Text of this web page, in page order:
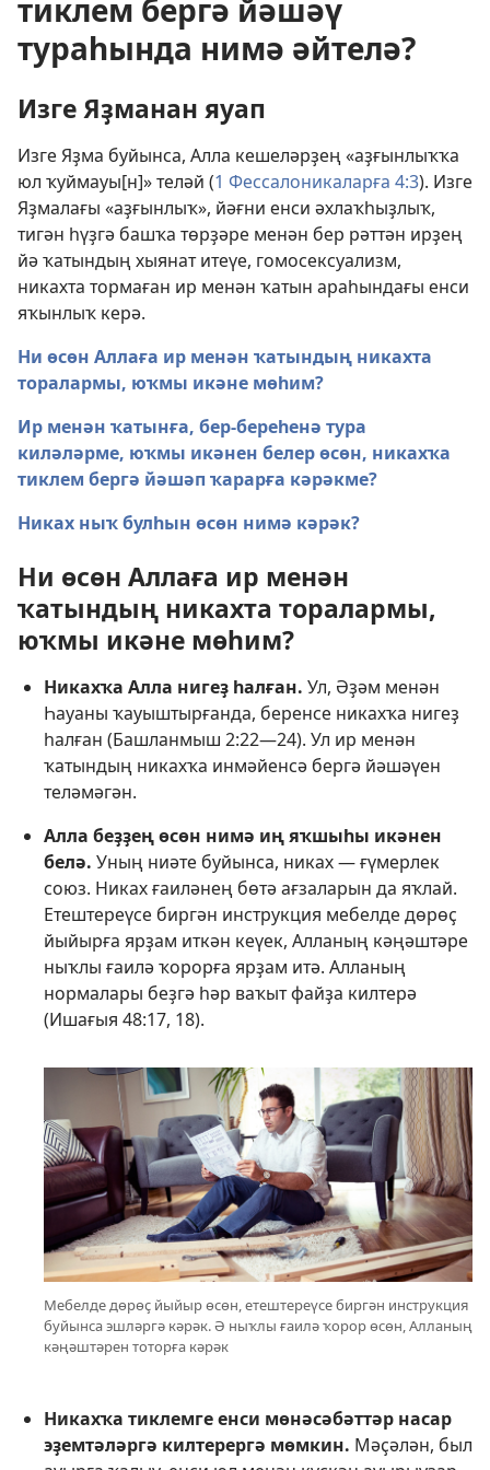
тиклем бергә йәшәү
тураһында нимә әйтелә?
Изге Яҙманан яуап
Изге Яҙма буйынса, Алла кешеләрҙең «аҙғынлыҡҡа
юл ҡуймауы[н]» теләй (1 Фессалоникаларға 4:3). Изге
Яҙмалағы «аҙғынлыҡ», йәғни енси әхлаҡһыҙлыҡ,
тигән һүҙгә башҡа төрҙәре менән бер рәттән ирҙең
йә ҡатындың хыянат итеүе, гомосексуализм,
никахта тормаған ир менән ҡатын араһындағы енси
яҡынлыҡ керә.
Ни өсөн Аллаға ир менән ҡатындың никахта
торалармы, юҡмы икәне мөһим?
Ир менән ҡатынға, бер-береһенә тура
киләләрме, юҡмы икәнен белер өсөн, никахҡа
тиклем бергә йәшәп ҡарарға кәрәкме?
Никах ныҡ булһын өсөн нимә кәрәк?
Ни өсөн Аллаға ир менән
ҡатындың никахта торалармы,
юҡмы икәне мөһим?
Никахҡа Алла нигеҙ һалған. Ул, Әҙәм менән
Һауаны ҡауыштырғанда, беренсе никахҡа нигеҙ
һалған (Башланмыш 2:22—24). Ул ир менән
ҡатындың никахҡа инмәйенсә бергә йәшәүен
теләмәгән.
Алла беҙҙең өсөн нимә иң яҡшыһы икәнен
белә. Уның ниәте буйынса, никах — ғүмерлек
союз. Никах ғаиләнең бөтә ағзаларын да яҡлай.
Етештереүсе биргән инструкция мебелде дөрөҫ
йыйырға ярҙам иткән кеүек, Алланың кәңәштәре
ныҡлы ғаилә ҡорорға ярҙам итә. Алланың
нормалары беҙгә һәр ваҡыт файҙа килтерә
(Ишағыя 48:17, 18).
Мебелде дөрөҫ йыйыр өсөн, етештереүсе биргән инструкция
буйынса эшләргә кәрәк. Ә ныҡлы ғаилә ҡорор өсөн, Алланың
кәңәштәрен тоторға кәрәк
Никахҡа тиклемге енси мөнәсәбәттәр насар
эҙемтәләргә килтерергә мөмкин. Мәҫәлән, был